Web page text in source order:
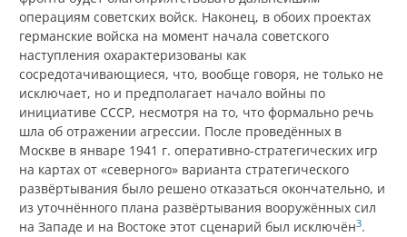
операциям советских войск. Наконец, в обоих проектах
германские войска на момент начала советского
наступления охарактеризованы как
сосредотачивающиеся, что, вообще говоря, не только не
исключает, но и предполагает начало войны по
инициативе СССР, несмотря на то, что формально речь
шла об отражении агрессии. После проведённых в
Москве в январе 1941 г. оперативно-стратегических игр
на картах от «северного» варианта стратегического
развёртывания было решено отказаться окончательно, и
из уточнённого плана развёртывания вооружённых сил
на Западе и на Востоке этот сценарий был исключён3.